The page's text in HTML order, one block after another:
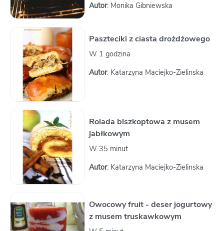
Autor: Monika Gibniewska
Paszteciki z ciasta drożdżowego
W 1 godzina
Autor: Katarzyna Maciejko-Zielinska
Rolada biszkoptowa z musem
jabłkowym
W 35 minut
Autor: Katarzyna Maciejko-Zielinska
Owocowy fruit - deser jogurtowy
z musem truskawkowym